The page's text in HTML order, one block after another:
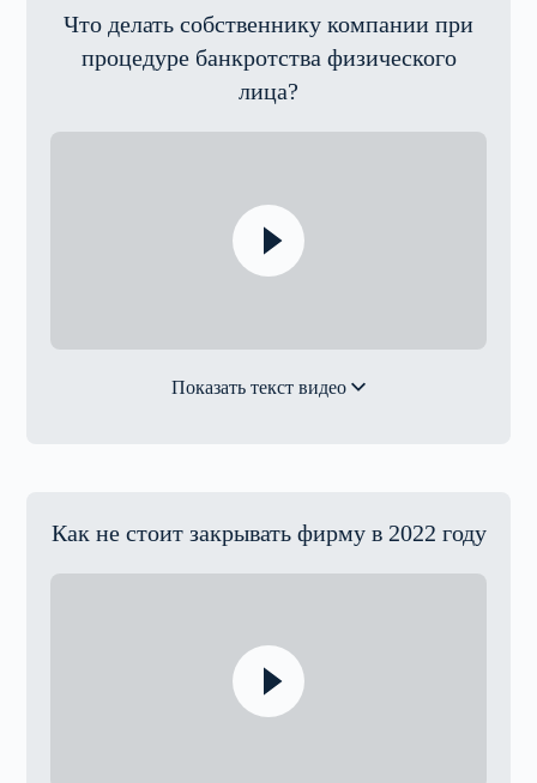
Что делать собственнику компании при
процедуре банкротства физического
лица?
Показать текст видео
Как не стоит закрывать фирму в 2022 году